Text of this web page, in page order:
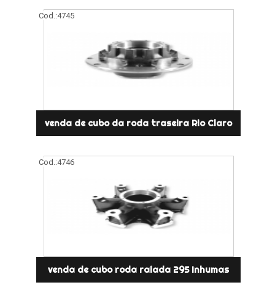
Cod.:4745
venda de cubo da roda traseira Rio Claro
Cod.:4746
venda de cubo roda raiada 295 Inhumas